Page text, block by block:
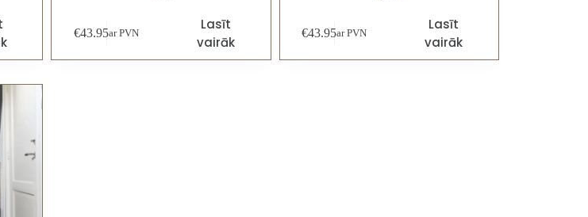
€43.95ar PVN
Lasīt
vairāk
€43.95ar PVN
Lasīt
vairāk